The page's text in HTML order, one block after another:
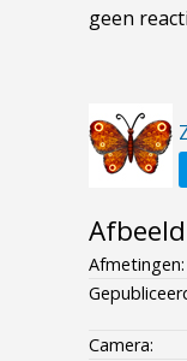
geen
Afmetingen:
Camera: